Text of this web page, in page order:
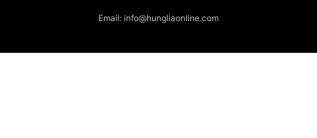
Email: info@hungliaonline.com